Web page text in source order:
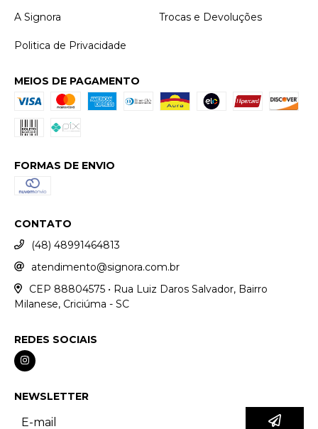
A Signora
Trocas e Devoluções
Politica de Privacidade
MEIOS DE PAGAMENTO
FORMAS DE ENVIO
CONTATO
(48) 48991464813
atendimento@signora.com.br
CEP 88804575 • Rua Luiz Daros Salvador, Bairro
Milanese, Criciúma - SC
REDES SOCIAIS
NEWSLETTER